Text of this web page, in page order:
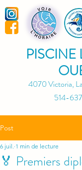
PISCINE
4070 Victoria,
514-
Post
🏅 Premiers
6 juil. 1 min de lecture